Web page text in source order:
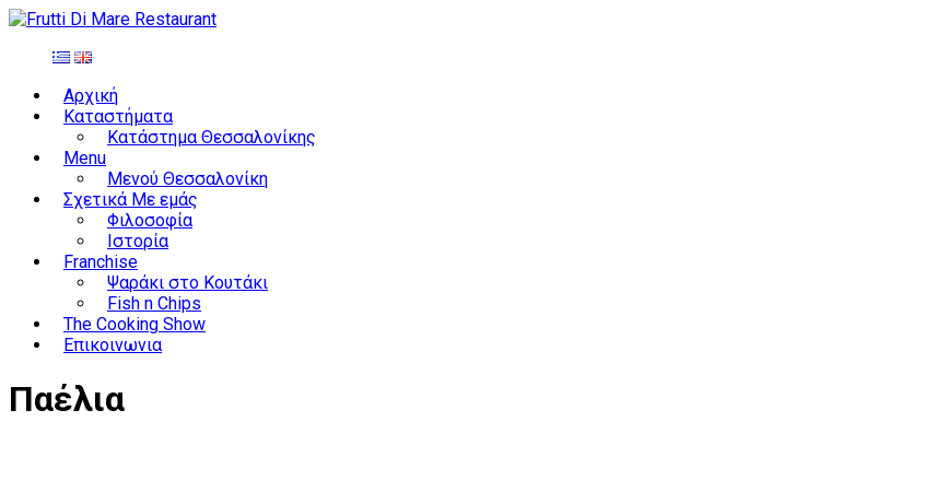
Αρχική
Καταστήματα
Κατάστημα Θεσσαλονίκης
Menu
Μενού Θεσσαλονίκη
Σχετικά Με εμάς
Φιλοσοφία
Ιστορία
Franchise
Ψαράκι στο Κουτάκι
Fish n Chips
The Cooking Show
Επικοινωνια
Παέλια